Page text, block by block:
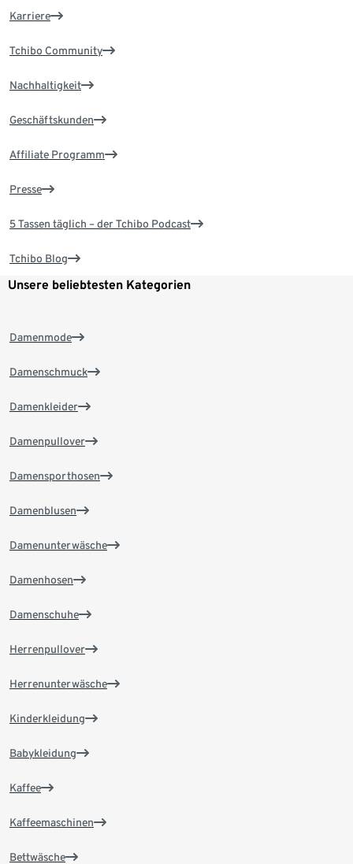
Karriere
Tchibo Community
Nachhaltigkeit
Geschäftskunden
Affiliate Programm
Presse
5 Tassen täglich – der Tchibo Podcast
Tchibo Blog
Unsere beliebtesten Kategorien
Damenmode
Damenschmuck
Damenkleider
Damenpullover
Damensporthosen
Damenblusen
Damenunterwäsche
Damenhosen
Damenschuhe
Herrenpullover
Herrenunterwäsche
Kinderkleidung
Babykleidung
Kaffee
Kaffeemaschinen
Bettwäsche